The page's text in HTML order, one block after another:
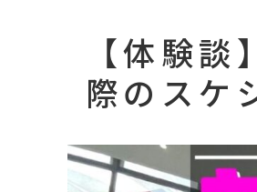
【体験
際のスケ